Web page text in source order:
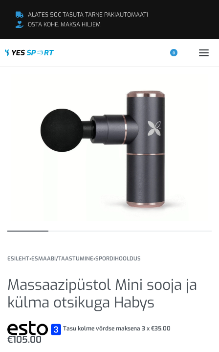
ALATES 50€ TASUTA TARNE PAKIAUTOMAATI
OSTA KOHE, MAKSA HILJEM
0
ESILEHT›ESMAABI/TAASTUMINE›SPORDIHOOLDUS
Massaazipüstol Mini sooja ja
külma otsikuga Habys
Tasu kolme võrdse maksena 3 x€35.00
€105.00